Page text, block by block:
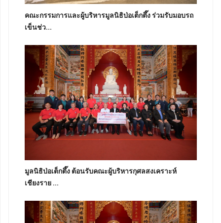
คณะกรรมการและผู้บริหารมูลนิธิป่อเต็กตึ๊ง ร่วมรับมอบรถ
เข็นช่ว...
มูลนิธิป่อเต็กตึ๊ง ต้อนรับคณะผู้บริหารกุศลสงเคราะห์
เชียงราย ...